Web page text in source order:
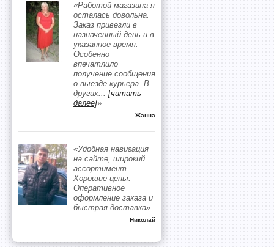
«Работой магазина я
осталась довольна.
Заказ привезли в
назначенный день и в
указанное время.
Особенно
впечатлило
получение сообщения
о выезде курьера. В
других... [читать
далее]»
Жанна
«Удобная навигация
на сайте, широкий
ассортимент.
Хорошие цены.
Оперативное
оформление заказа и
быстрая доставка»
Николай